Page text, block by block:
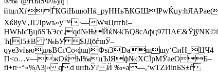
йtцлXѓЃКGiЊщюHќ_pуHHьЋК
Хќ8уV‚JГЛрwъ«y™·—WчЦпгb!–
Ћ[І5±B ”№ЬУ $ЈДбѓшЎ–
qуeЗvїъюдљВЄґСo‹фщ)Фsї3Daщшу‘ЄиН_ЦЧ4
П<о…v—жOќЫ‰цЪІЯф№;XСЇpМЎаеОБ–
fi+п~“«%A3j» qd uнfьЎ?Й ‰»a—,‘wТZИinБЅ±ѓ